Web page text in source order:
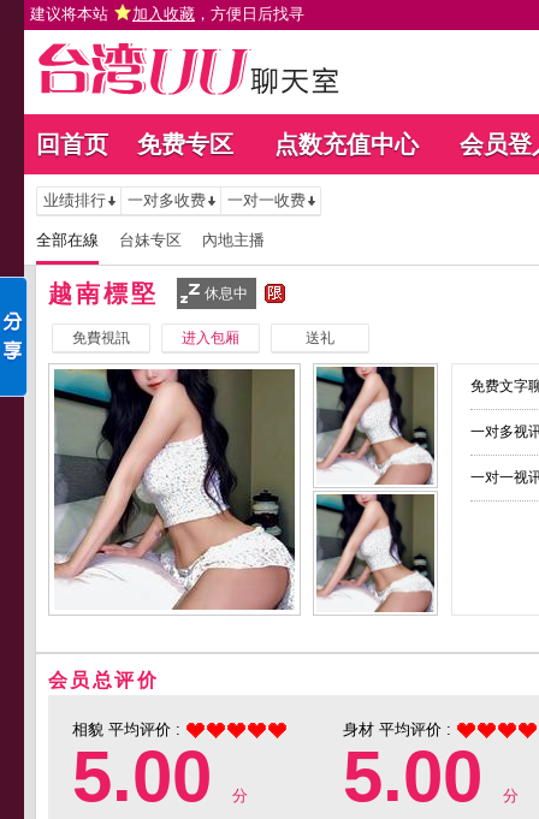
建议将本站 加入收藏 ，方便日后找寻
回首页 免费专区 点数充值中心 会员登
业绩排行 一对多收费 一对一收费
全部在線 台妹专区 內地主播
越南標堅 休息中
免費視訊 进入包厢 送礼
免费文字
一对多视
一对一视
会员总评价
相貌 平均评价 :
5.00 分
身材 平均评价 :
5.00 分